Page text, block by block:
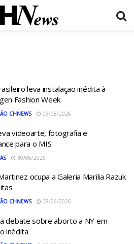
leva instalação inédita à
Fashion Week
CHNEWS 06/08/2026
videoarte, fotografia e
para o MIS
30/06/2026
ocupa a Galeria Marilia Razuk
CHNEWS 08/06/2026
debate sobre aborto a NY em
inédita